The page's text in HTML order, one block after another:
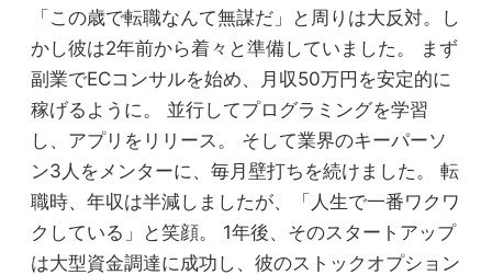
「この歳で転職なんて無謀だ」と周りは大反対。し
かし彼は2年前から着々と準備していました。 まず
副業でECコンサルを始め、月収50万円を安定的に
稼げるように。 並行してプログラミングを学習
し、アプリをリリース。 そして業界のキーパーソ
ン3人をメンターに、毎月壁打ちを続けました。 転
職時、年収は半減しましたが、「人生で一番ワクワ
クしている」と笑顔。 1年後、そのスタートアップ
は大型資金調達に成功し、彼のストックオプション